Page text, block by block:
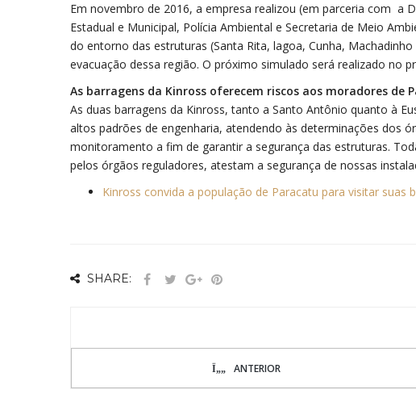
Em novembro de 2016, a empresa realizou (em parceria com a
Estadual e Municipal, Polícia Ambiental e Secretaria de Meio
do entorno das estruturas (Santa Rita, lagoa, Cunha,
evacuação dessa região. O próximo simulado será realizado no
As barragens da Kinross oferecem riscos aos moradores de
As duas barragens da Kinross, tanto a Santo Antônio quanto à
altos padrões de engenharia, atendendo às determinações dos
monitoramento a fim de garantir a segurança das estruturas.
pelos órgãos reguladores, atestam a segurança de nossas
Kinross convida a população de Paracatu para visitar suas
SHARE:
ANTERIOR